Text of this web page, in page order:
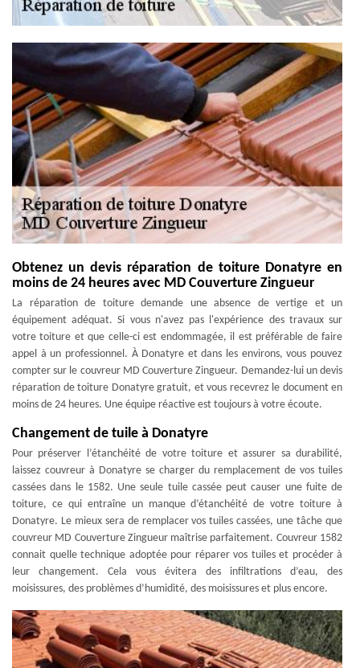
Obtenez un devis réparation de toiture Donatyre en
moins de 24 heures avec MD Couverture Zingueur
La réparation de toiture demande une absence de vertige et un
équipement adéquat. Si vous n'avez pas l'expérience des travaux sur
votre toiture et que celle-ci est endommagée, il est préférable de faire
appel à un professionnel. À Donatyre et dans les environs, vous pouvez
compter sur le couvreur MD Couverture Zingueur. Demandez-lui un devis
réparation de toiture Donatyre gratuit, et vous recevrez le document en
moins de 24 heures. Une équipe réactive est toujours à votre écoute.
Changement de tuile à Donatyre
Pour préserver l’étanchéité de votre toiture et assurer sa durabilité,
laissez couvreur à Donatyre se charger du remplacement de vos tuiles
cassées dans le 1582. Une seule tuile cassée peut causer une fuite de
toiture, ce qui entraîne un manque d’étanchéité de votre toiture à
Donatyre. Le mieux sera de remplacer vos tuiles cassées, une tâche que
couvreur MD Couverture Zingueur maîtrise parfaitement. Couvreur 1582
connait quelle technique adoptée pour réparer vos tuiles et procéder à
leur changement. Cela vous évitera des infiltrations d’eau, des
moisissures, des problèmes d’humidité, des moisissures et plus encore.